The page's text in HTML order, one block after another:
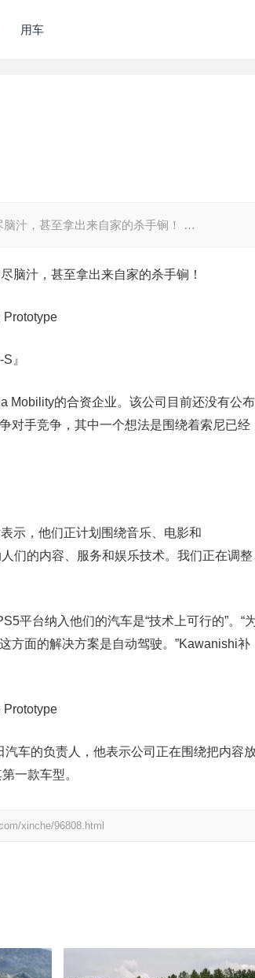
用车
汁，甚至拿出来自家的杀手锏！ …
脑汁，甚至拿出来自家的杀手锏！
』
Mobility的合资企业。该公司目前还没有公布
对手竞争，其中一个想法是围绕着索尼已经
示，他们正计划围绕音乐、电影和
们的内容、服务和娱乐技术。我们正在调整
平台纳入他们的汽车是“技术上可行的”。“
方面的解决方案是自动驾驶。”Kawanishi补
车的负责人，他表示公司正在围绕把内容
一款车型。
xinche/96808.html